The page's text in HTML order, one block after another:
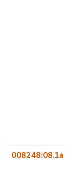
008248:08.1a